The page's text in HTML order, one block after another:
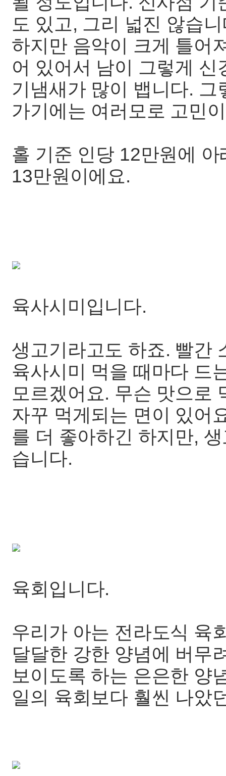
도 있고, 그리 넓진 않습
하지만 음악이 크게 틀어
어 있어서 남이 그렇게
기냄새가 많이 뱁니다.
가기에는 여러모로 고민
홀 기준 인당 12만원에
13만원이에요.
육사시미입니다.
생고기라고도 하죠. 빨간
육사시미 먹을 때마다 드
모르겠어요. 무슨 맛으로
자꾸 먹게되는 면이 있어
를 더 좋아하긴 하지만,
습니다.
육회입니다.
우리가 아는 전라도식 육
달달한 강한 양념에 버무
보이도록 하는 은은한 양
일의 육회보다 훨씬 나았